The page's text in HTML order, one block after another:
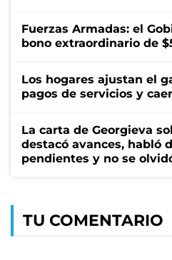
Fuerzas Armadas: el
bono extraordinario de
Los hogares ajustan el
pagos de servicios y
La carta de Georgieva
destacó avances, habló
pendientes y no se
TU COMENTARIO